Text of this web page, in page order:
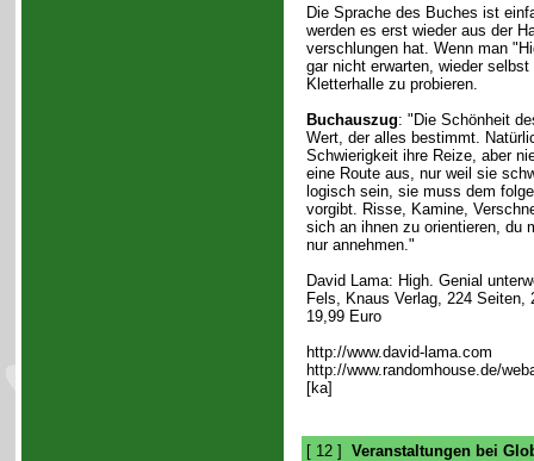
Die Sprache des Buches ist
werden es erst wieder aus der
verschlungen hat. Wenn man
gar nicht erwarten, wieder
Kletterhalle zu probieren.
Buchauszug: "Die Schönheit
Wert, der alles bestimmt.
Schwierigkeit ihre Reize, aber
eine Route aus, nur weil sie
logisch sein, sie muss dem
vorgibt. Risse, Kamine,
sich an ihnen zu orientieren, du
nur annehmen."
David Lama: High. Genial
Fels, Knaus Verlag, 224 Seiten,
19,99 Euro
http://www.david-lama.com
http://www.randomhouse.de/
[ka]
[ 12 ] Veranstaltungen bei